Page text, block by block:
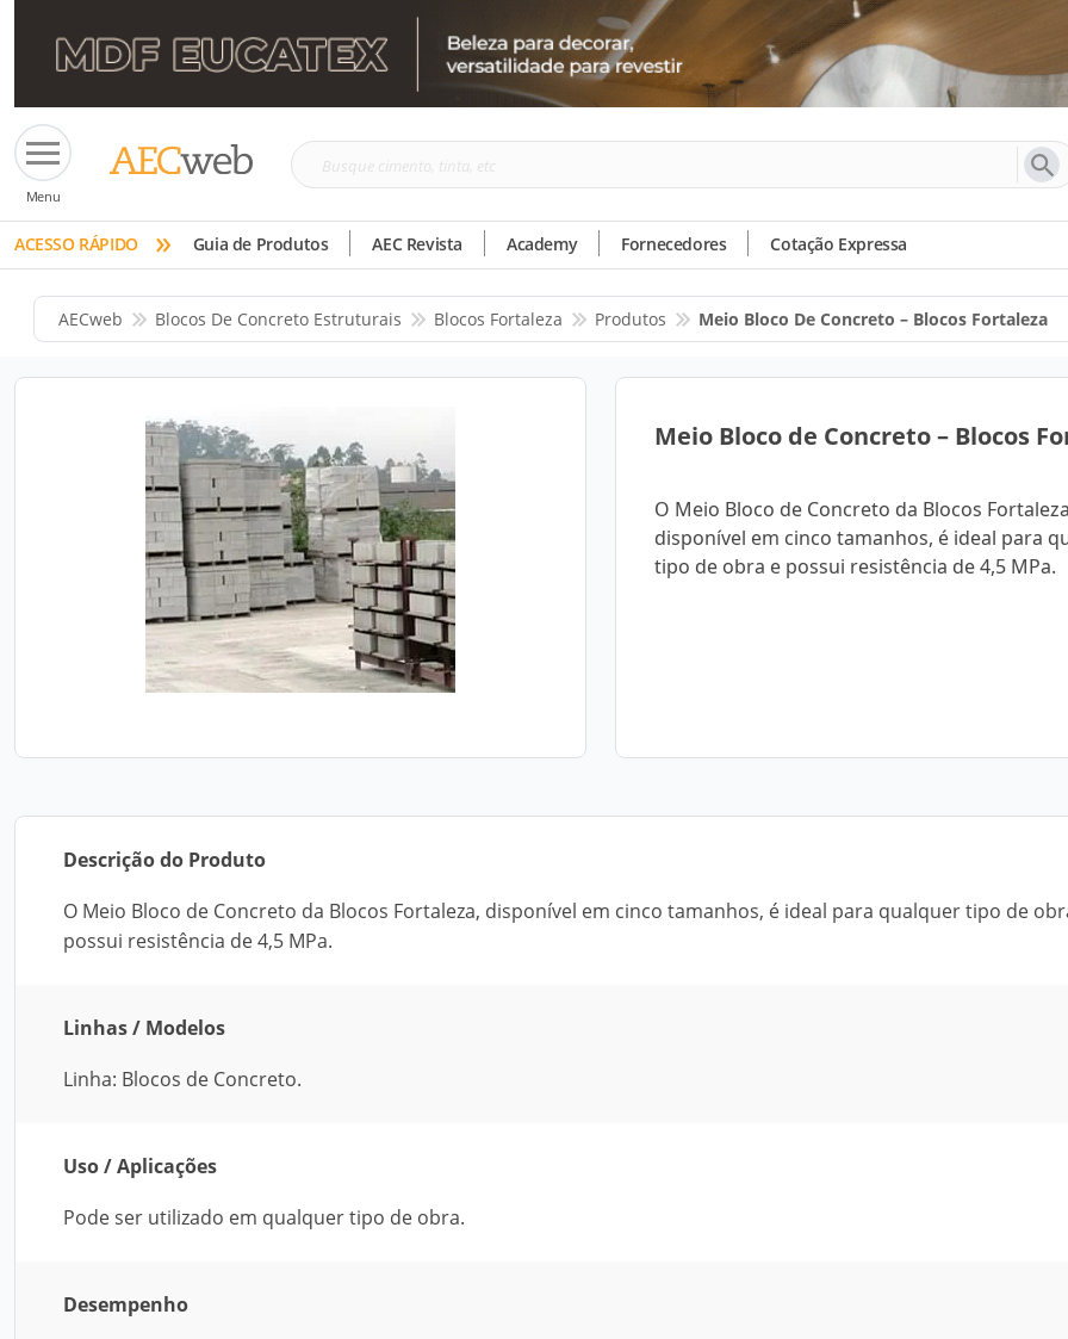
Menu
Busque
tinta,
etc
ACESSO RÁPIDO » Guia de Produtos AEC Revista Academy Fornecedores Cotação Expressa
AECweb Blocos De Concreto Estruturais Blocos Fortaleza Produtos Meio Bloco De Concreto – Blocos Fortaleza
Meio Bloco de Concreto – Blocos
O Meio Bloco de Concreto da Blocos
disponível em cinco tamanhos, é ideal para
tipo de obra e possui resistência de 4,5 MPa.
Descrição do Produto
O Meio Bloco de Concreto da Blocos Fortaleza, disponível em cinco tamanhos, é ideal para qualquer tipo de
possui resistência de 4,5 MPa.
Linhas / Modelos
Linha: Blocos de Concreto.
Uso / Aplicações
Pode ser utilizado em qualquer tipo de obra.
Desempenho